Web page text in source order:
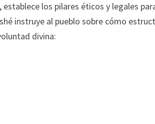
los pilares éticos y legales
instruye al pueblo sobre cómo
divina: